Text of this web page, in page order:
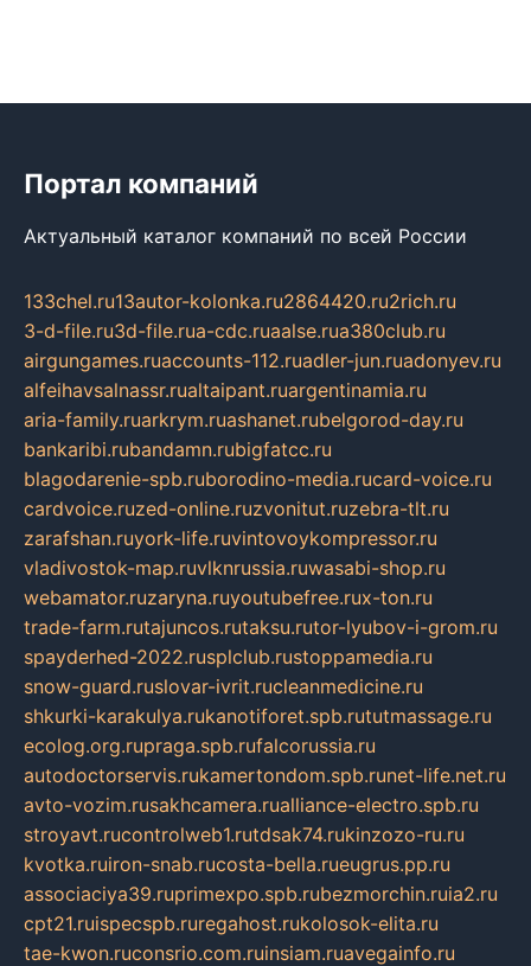
Портал компаний
Актуальный каталог компаний по всей России
133chel.ru13autor-kolonka.ru2864420.ru2rich.ru
3-d-file.ru3d-file.rua-cdc.ruaalse.rua380club.ru
airgungames.ruaccounts-112.ruadler-jun.ruadonyev.ru
alfeihavsalnassr.rualtaipant.ruargentinamia.ru
aria-family.ruarkrym.ruashanet.rubelgorod-day.ru
bankaribi.rubandamn.rubigfatcc.ru
blagodarenie-spb.ruborodino-media.rucard-voice.ru
cardvoice.ruzed-online.ruzvonitut.ruzebra-tlt.ru
zarafshan.ruyork-life.ruvintovoykompressor.ru
vladivostok-map.ruvlknrussia.ruwasabi-shop.ru
webamator.ruzaryna.ruyoutubefree.rux-ton.ru
trade-farm.rutajuncos.rutaksu.rutor-lyubov-i-grom.ru
spayderhed-2022.rusplclub.rustoppamedia.ru
snow-guard.ruslovar-ivrit.rucleanmedicine.ru
shkurki-karakulya.rukanotiforet.spb.rututmassage.ru
ecolog.org.rupraga.spb.rufalcorussia.ru
autodoctorservis.rukamertondom.spb.runet-life.net.ru
avto-vozim.rusakhcamera.rualliance-electro.spb.ru
stroyavt.rucontrolweb1.rutdsak74.rukinzozo-ru.ru
kvotka.ruiron-snab.rucosta-bella.rueugrus.pp.ru
associaciya39.ruprimexpo.spb.rubezmorchin.ruia2.ru
cpt21.ruispecspb.ruregahost.rukolosok-elita.ru
tae-kwon.ruconsrio.com.ruinsiam.ruavegainfo.ru